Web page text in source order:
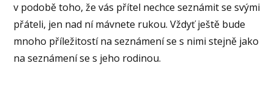
v podobě toho, že vás přítel nechce seznámit se svými
přáteli, jen nad ní mávnete rukou. Vždyť ještě bude
mnoho příležitostí na seznámení se s nimi stejně jako
na seznámení se s jeho rodinou.